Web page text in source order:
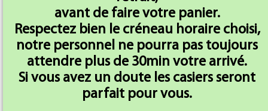
avant de faire votre panier.
Respectez bien le créneau horaire choisi,
notre personnel ne pourra pas toujours
attendre plus de 30min votre arrivé.
Si vous avez un doute les casiers seront
parfait pour vous.